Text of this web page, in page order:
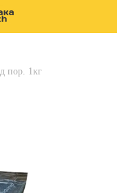
пор. 1кг